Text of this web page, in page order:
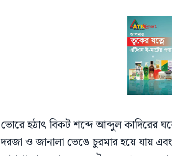
ভোরে হঠাৎ বিকট শব্দে আব্দুল কাদিরের
দরজা ও জানালা ভেঙে চুরমার হয়ে যায়